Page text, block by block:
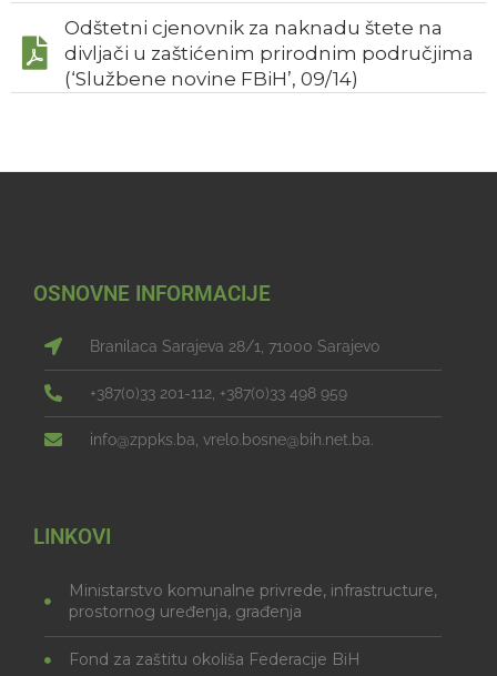
Odštetni cjenovnik za naknadu štete na
divljači u zaštićenim prirodnim područjima
(‘Službene novine FBiH’, 09/14)
OSNOVNE INFORMACIJE
Branilaca Sarajeva 28/1, 71000 Sarajevo
+387(0)33 201-112, +387(0)33 498 959
info@zppks.ba, vrelo.bosne@bih.net.ba.
LINKOVI
Ministarstvo komunalne privrede, infrastructure,
prostornog uređenja, građenja
Fond za zaštitu okoliša Federacije BiH